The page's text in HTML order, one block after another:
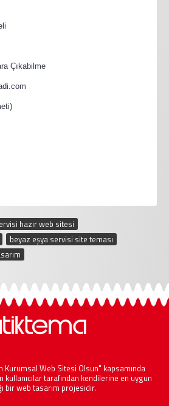
Çıkabilme
hazır web sitesi
beyaz eşya servisi site teması
Kurumsal Web Sitesi Olsun" kapsamında
tarafından kendilerine en uygun
bir web tasarım projesidir.